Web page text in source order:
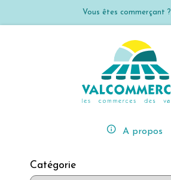
Vous êtes commerçant ?
error_outline A propos
Catégorie